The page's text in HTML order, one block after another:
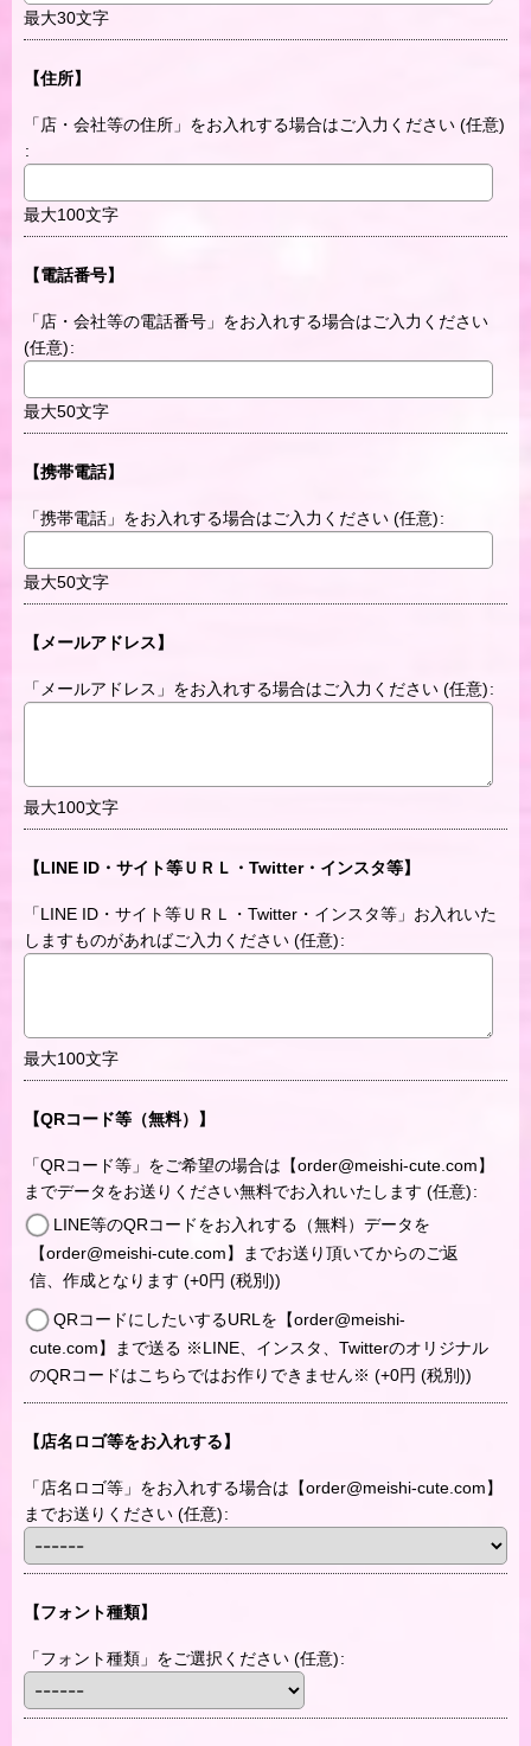
最大30文字
【住所】
「店・会社等の住所」をお入れする場合はご入力ください (任意)
:
最大100文字
【電話番号】
「店・会社等の電話番号」をお入れする場合はご入力ください
(任意):
最大50文字
【携帯電話】
「携帯電話」をお入れする場合はご入力ください (任意):
最大50文字
【メールアドレス】
「メールアドレス」をお入れする場合はご入力ください (任意):
最大100文字
【LINE ID・サイト等ＵＲＬ・Twitter・インスタ等】
「LINE ID・サイト等ＵＲＬ・Twitter・インスタ等」お入れいた
しますものがあればご入力ください (任意):
最大100文字
【QRコード等（無料）】
「QRコード等」をご希望の場合は【order@meishi-cute.com】
までデータをお送りください無料でお入れいたします (任意):
LINE等のQRコードをお入れする（無料）データを
【order@meishi-cute.com】までお送り頂いてからのご返
信、作成となります (+0円 (税別))
QRコードにしたいするURLを【order@meishi-
cute.com】まで送る ※LINE、インスタ、Twitterのオリジナル
のQRコードはこちらではお作りできません※ (+0円 (税別))
【店名ロゴ等をお入れする】
「店名ロゴ等」をお入れする場合は【order@meishi-cute.com】
までお送りください (任意):
【フォント種類】
「フォント種類」をご選択ください (任意):